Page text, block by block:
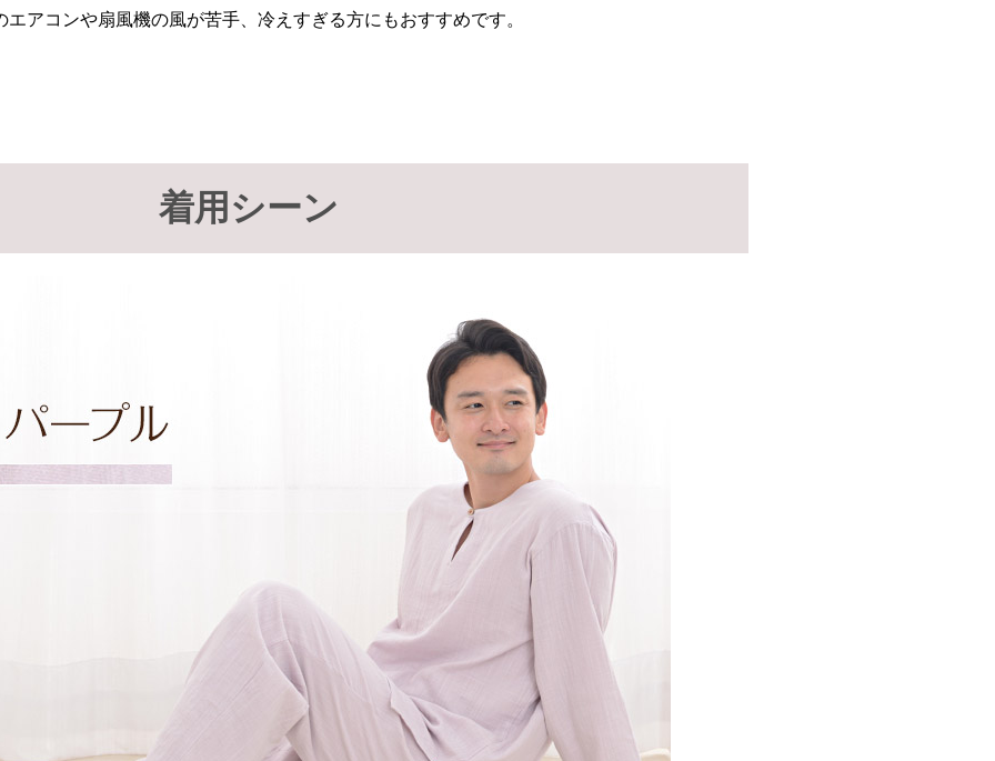
エアコンや扇風機の風が苦手、冷えすぎる方にもおすすめです。
着用シーン